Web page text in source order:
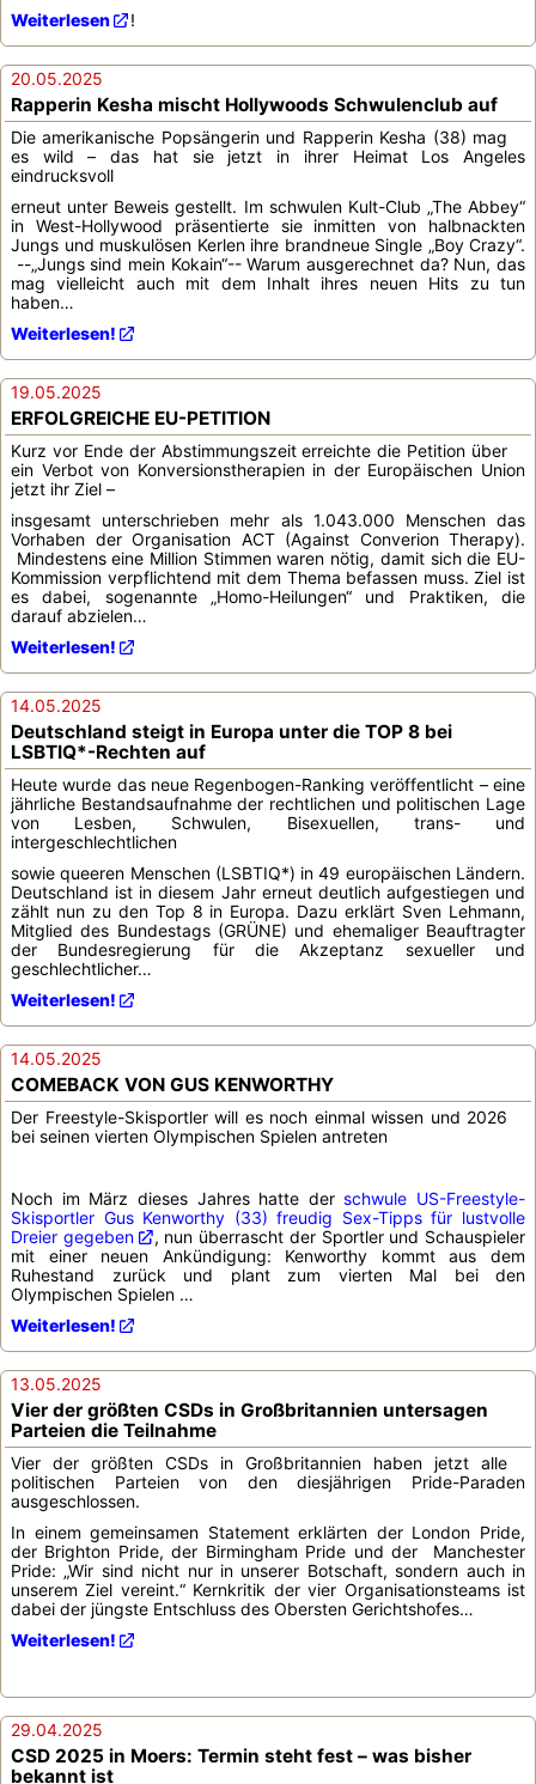
Weiterlesen
!
20.05.2025
Rapperin Kesha mischt Hollywoods Schwulenclub auf
Die amerikanische Popsängerin und Rapperin Kesha (38) mag
es wild – das hat sie jetzt in ihrer Heimat Los Angeles
eindrucksvoll
erneut unter Beweis gestellt. Im schwulen Kult-Club „The Abbey“
in West-Hollywood präsentierte sie inmitten von halbnackten
Jungs und muskulösen Kerlen ihre brandneue Single „Boy Crazy“.
--„Jungs sind mein Kokain“-- Warum ausgerechnet da? Nun, das
mag vielleicht auch mit dem Inhalt ihres neuen Hits zu tun
haben…
Weiterlesen!
19.05.2025
ERFOLGREICHE EU-PETITION
Kurz vor Ende der Abstimmungszeit erreichte die Petition über
ein Verbot von Konversionstherapien in der Europäischen Union
jetzt ihr Ziel –
insgesamt unterschrieben mehr als 1.043.000 Menschen das
Vorhaben der Organisation ACT (Against Converion Therapy).
Mindestens eine Million Stimmen waren nötig, damit sich die EU-
Kommission verpflichtend mit dem Thema befassen muss. Ziel ist
es dabei, sogenannte „Homo-Heilungen“ und Praktiken, die
darauf abzielen…
Weiterlesen!
14.05.2025
Deutschland steigt in Europa unter die TOP 8 bei
LSBTIQ*-Rechten auf
Heute wurde das neue Regenbogen-Ranking veröffentlicht – eine
jährliche Bestandsaufnahme der rechtlichen und politischen Lage
von Lesben, Schwulen, Bisexuellen, trans- und
intergeschlechtlichen
sowie queeren Menschen (LSBTIQ*) in 49 europäischen Ländern.
Deutschland ist in diesem Jahr erneut deutlich aufgestiegen und
zählt nun zu den Top 8 in Europa. Dazu erklärt Sven Lehmann,
Mitglied des Bundestags (GRÜNE) und ehemaliger Beauftragter
der Bundesregierung für die Akzeptanz sexueller und
geschlechtlicher…
Weiterlesen!
14.05.2025
COMEBACK VON GUS KENWORTHY
Der Freestyle-Skisportler will es noch einmal wissen und 2026
bei seinen vierten Olympischen Spielen antreten
Noch im März dieses Jahres hatte derschwule US-Freestyle-
Skisportler Gus Kenworthy (33) freudig Sex-Tipps für lustvolle
Dreier gegeben
, nun überrascht der Sportler und Schauspieler
mit einer neuen Ankündigung: Kenworthy kommt aus dem
Ruhestand zurück und plant zum vierten Mal bei den
Olympischen Spielen …
Weiterlesen!
13.05.2025
Vier der größten CSDs in Großbritannien untersagen
Parteien die Teilnahme
Vier der größten CSDs in Großbritannien haben jetzt alle
politischen Parteien von den diesjährigen Pride-Paraden
ausgeschlossen.
In einem gemeinsamen Statement erklärten der London Pride,
der Brighton Pride, der Birmingham Pride und der Manchester
Pride: „Wir sind nicht nur in unserer Botschaft, sondern auch in
unserem Ziel vereint.“ Kernkritik der vier Organisationsteams ist
dabei der jüngste Entschluss des Obersten Gerichtshofes…
Weiterlesen!
29.04.2025
CSD 2025 in Moers: Termin steht fest – was bisher
bekannt ist